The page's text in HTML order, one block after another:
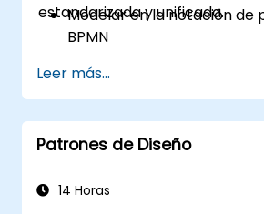
estandarizada y unificada.
Modelar en la notación de
BPMN
actuales (as-is)
Implementar flujos de
optimizados para
recursos humanos
procesos y
Leer más...
Patrones de Diseño
14 Horas